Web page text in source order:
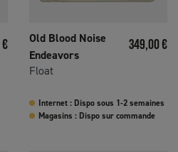
Old Blood Noise
Endeavors
Float
Prix
349,00 €
Internet : Dispo sous 1-2 semaines
Magasins : Dispo sur commande